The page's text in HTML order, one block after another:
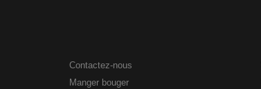
Contactez-nous
Manger bouger